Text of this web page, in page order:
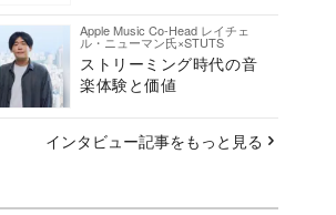
Apple Music Co-Head レイチェ
ル・ニューマン氏×STUTS
ストリーミング時代の音
楽体験と価値
インタビュー記事をもっと見る